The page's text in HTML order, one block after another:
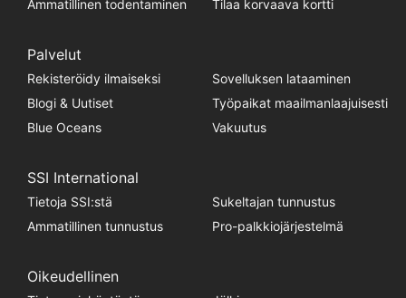
Ammatillinen todentaminen
Tilaa korvaava kortti
Palvelut
Rekisteröidy ilmaiseksi
Sovelluksen lataaminen
Blogi & Uutiset
Työpaikat maailmanlaajuisesti
Blue Oceans
Vakuutus
SSI International
Tietoja SSI:stä
Sukeltajan tunnustus
Ammatillinen tunnustus
Pro-palkkiojärjestelmä
Oikeudellinen